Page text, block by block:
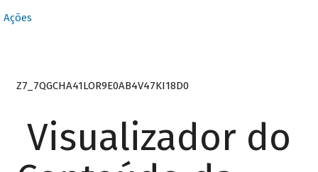
Ações
Z7_7QGCHA41LOR9E0AB4V47KI18D0
Visualizador do